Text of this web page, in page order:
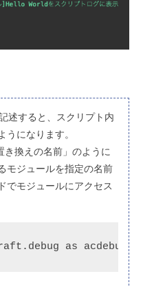
述すると、スクリプト内
うになります。
き換えの名前」のように
モジュールを指定の名前
でモジュールにアクセス
as acdebug